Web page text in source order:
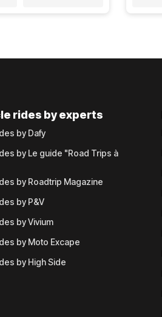
rides by experts
by Dafy
by Le guide "Road Trips à
by Roadtrip Magazine
by P&V
by Vivium
by Moto Excape
by High Side